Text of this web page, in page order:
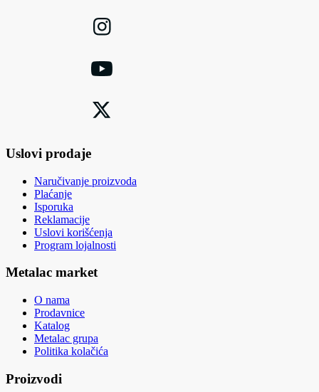
Uslovi prodaje
Naručivanje proizvoda
Plaćanje
Isporuka
Reklamacije
Uslovi korišćenja
Program lojalnosti
Metalac market
O nama
Prodavnice
Katalog
Metalac grupa
Politika kolačića
Proizvodi